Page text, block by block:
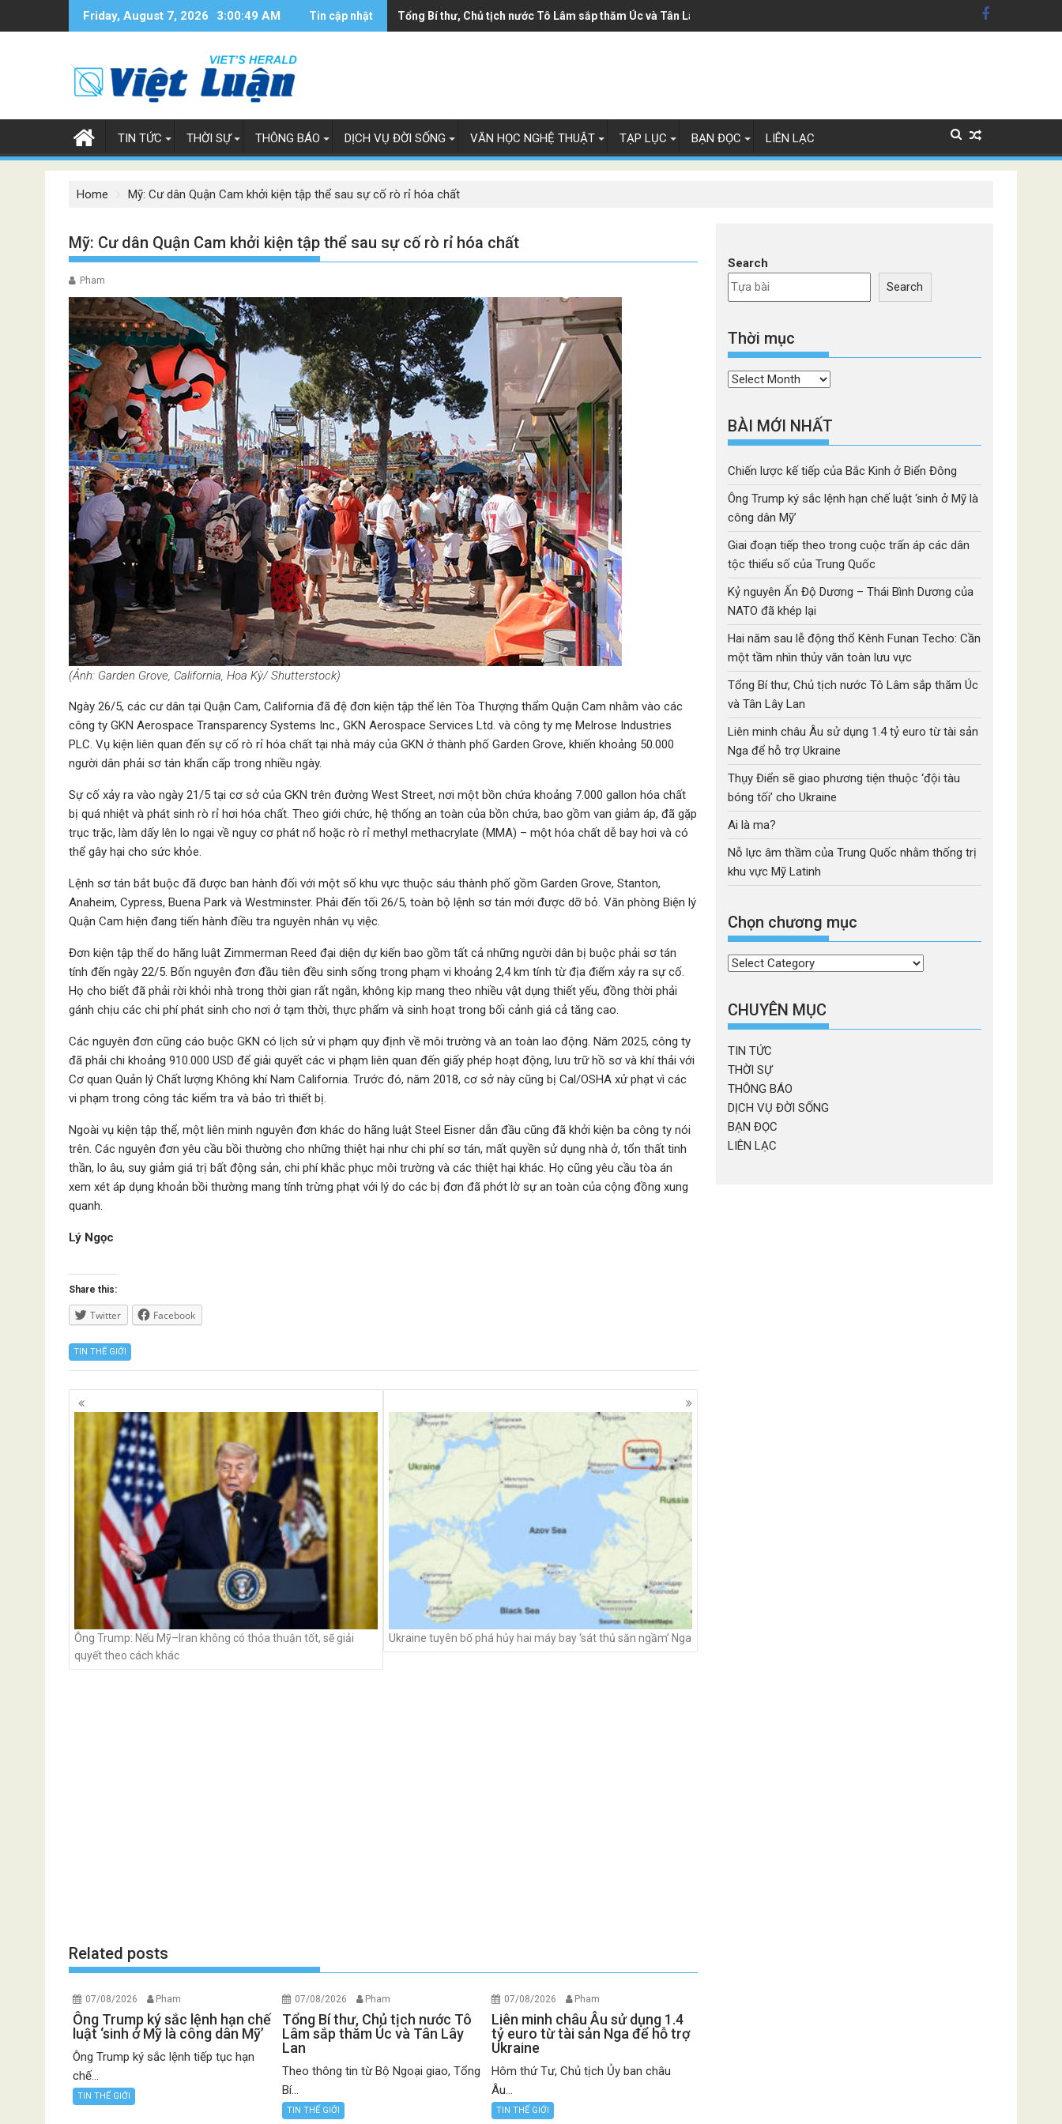
Friday, August 7, 2026 3:00:50 AM Tin cập nhật Ông Trump ký sắc lệnh hạn chế luật 'sinh ở Mỹ là công dân Mỹ'
Tổng Bí thư, Chủ tịch nước Tô Lâm sắp thăm Úc và Tân Lây Lan
TIN TỨC THỜI SỰ THÔNG BÁO DỊCH VỤ ĐỜI SỐNG VĂN HỌC NGHỆ THUẬT TẠP LỤC BẠN ĐỌC LIÊN LẠC
Home Mỹ: Cư dân Quận Cam khởi kiện tập thể sau sự cố rò rỉ hóa chất
Mỹ: Cư dân Quận Cam khởi kiện tập thể sau sự cố rò rỉ hóa chất
Pham
(Ảnh: Garden Grove, California, Hoa Kỳ/ Shutterstock)
Ngày 26/5, các cư dân tại Quận Cam, California đã đệ đơn kiện tập thể lên Tòa Thượng thẩm Quận Cam nhằm vào các
công ty GKN Aerospace Transparency Systems Inc., GKN Aerospace Services Ltd. và công ty mẹ Melrose Industries
PLC. Vụ kiện liên quan đến sự cố rò rỉ hóa chất tại nhà máy của GKN ở thành phố Garden Grove, khiến khoảng 50.000
người dân phải sơ tán khẩn cấp trong nhiều ngày.
Sự cố xảy ra vào ngày 21/5 tại cơ sở của GKN trên đường West Street, nơi một bồn chứa khoảng 7.000 gallon hóa chất
bị quá nhiệt và phát sinh rò rỉ hơi hóa chất. Theo giới chức, hệ thống an toàn của bồn chứa, bao gồm van giảm áp, đã gặp
trục trặc, làm dấy lên lo ngại về nguy cơ phát nổ hoặc rò rỉ methyl methacrylate (MMA) – một hóa chất dễ bay hơi và có
thể gây hại cho sức khỏe.
Lệnh sơ tán bắt buộc đã được ban hành đối với một số khu vực thuộc sáu thành phố gồm Garden Grove, Stanton,
Anaheim, Cypress, Buena Park và Westminster. Phải đến tối 26/5, toàn bộ lệnh sơ tán mới được dỡ bỏ. Văn phòng Biện lý
Quận Cam hiện đang tiến hành điều tra nguyên nhân vụ việc.
Đơn kiện tập thể do hãng luật Zimmerman Reed đại diện dự kiến bao gồm tất cả những người dân bị buộc phải sơ tán
tính đến ngày 22/5. Bốn nguyên đơn đầu tiên đều sinh sống trong phạm vi khoảng 2,4 km tính từ địa điểm xảy ra sự cố.
Họ cho biết đã phải rời khỏi nhà trong thời gian rất ngắn, không kịp mang theo nhiều vật dụng thiết yếu, đồng thời phải
gánh chịu các chi phí phát sinh cho nơi ở tạm thời, thực phẩm và sinh hoạt trong bối cảnh giá cả tăng cao.
Các nguyên đơn cũng cáo buộc GKN có lịch sử vi phạm quy định về môi trường và an toàn lao động. Năm 2025, công ty
đã phải chi khoảng 910.000 USD để giải quyết các vi phạm liên quan đến giấy phép hoạt động, lưu trữ hồ sơ và khí thải với
Cơ quan Quản lý Chất lượng Không khí Nam California. Trước đó, năm 2018, cơ sở này cũng bị Cal/OSHA xử phạt vì các
vi phạm trong công tác kiểm tra và bảo trì thiết bị.
Ngoài vụ kiện tập thể, một liên minh nguyên đơn khác do hãng luật Steel Eisner dẫn đầu cũng đã khởi kiện ba công ty nói
trên. Các nguyên đơn yêu cầu bồi thường cho những thiệt hại như chi phí sơ tán, mất quyền sử dụng nhà ở, tổn thất tinh
thần, lo âu, suy giảm giá trị bất động sản, chi phí khắc phục môi trường và các thiệt hại khác. Họ cũng yêu cầu tòa án
xem xét áp dụng khoản bồi thường mang tính trừng phạt với lý do các bị đơn đã phớt lờ sự an toàn của cộng đồng xung
quanh.
Lý Ngọc
Share this:
Twitter Facebook
TIN THẾ GIỚI
Posts
navigation
Ông Trump: Nếu Mỹ–Iran không có thỏa thuận tốt, sẽ giải
quyết theo cách khác
Ukraine tuyên bố phá hủy hai máy bay ‘sát thủ săn ngầm’ Nga
Related posts
07/08/2026 Pham
Ông Trump ký sắc lệnh hạn chế
luật ‘sinh ở Mỹ là công dân Mỹ’
Ông Trump ký sắc lệnh tiếp tục hạn
chế...
TIN THẾ GIỚI
07/08/2026 Pham
Tổng Bí thư, Chủ tịch nước Tô
Lâm sắp thăm Úc và Tân Lây
Lan
Theo thông tin từ Bộ Ngoại giao, Tổng
Bí...
TIN THẾ GIỚI
07/08/2026 Pham
Liên minh châu Âu sử dụng 1.4
tỷ euro từ tài sản Nga để hỗ trợ
Ukraine
Hôm thứ Tư, Chủ tịch Ủy ban châu
Âu...
TIN THẾ GIỚI
Search
Search
Thời mục
Thời
BÀI MỚI NHẤT
Chiến lược kế tiếp của Bắc Kinh ở Biển Đông
Ông Trump ký sắc lệnh hạn chế luật ‘sinh ở Mỹ là
công dân Mỹ’
Giai đoạn tiếp theo trong cuộc trấn áp các dân
tộc thiểu số của Trung Quốc
Kỷ nguyên Ấn Độ Dương – Thái Bình Dương của
NATO đã khép lại
Hai năm sau lễ động thổ Kênh Funan Techo: Cần
một tầm nhìn thủy văn toàn lưu vực
Tổng Bí thư, Chủ tịch nước Tô Lâm sắp thăm Úc
và Tân Lây Lan
Liên minh châu Âu sử dụng 1.4 tỷ euro từ tài sản
Nga để hỗ trợ Ukraine
Thụy Điển sẽ giao phương tiện thuộc ‘đội tàu
bóng tối’ cho Ukraine
Ai là ma?
Nỗ lực âm thầm của Trung Quốc nhằm thống trị
khu vực Mỹ Latinh
Chọn chương mục
Chọn
mục
CHUYÊN MỤC
TIN TỨC
THỜI SỰ
THÔNG BÁO
DỊCH VỤ ĐỜI SỐNG
BẠN ĐỌC
LIÊN LẠC